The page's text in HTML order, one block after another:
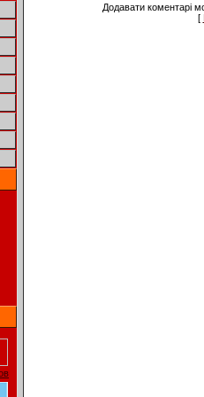
Додавати коментарі
[